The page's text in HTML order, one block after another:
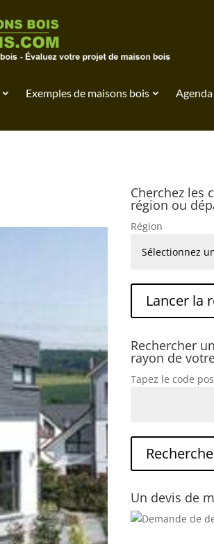
Exemples de maisons bois Agenda
Cherchez les
région ou
Région
Rechercher
rayon de
Tapez le code
Un devis de